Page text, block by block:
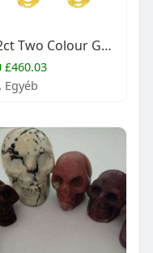
22ct Two Colour Gold Stud Earrings
£460.03
Egyéb